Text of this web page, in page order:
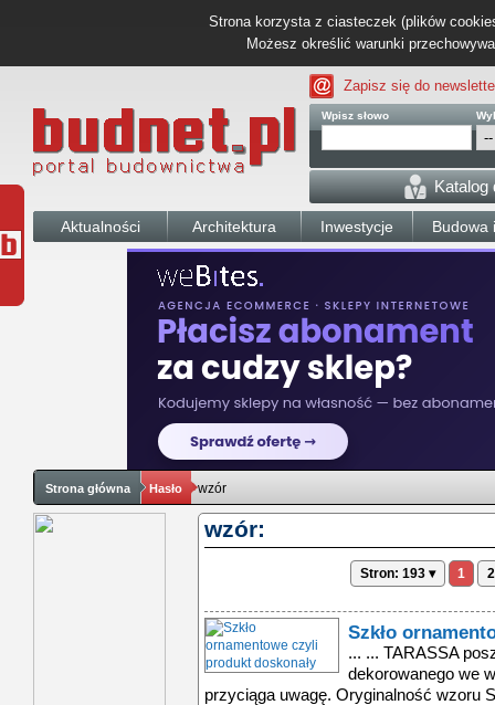
Strona korzysta z ciasteczek (plików
Możesz określić warunki
Zapisz się do
Wpisz słowo
Katalog
Aktualności Architektura Inwestycje Budowa
Strona główna Hasło wzór
wzór:
Stron: 193 ▾ 1 2
Szkło
... ... TARASSA
dekorowanego we
przyciąga uwagę. Oryginalność wzoru